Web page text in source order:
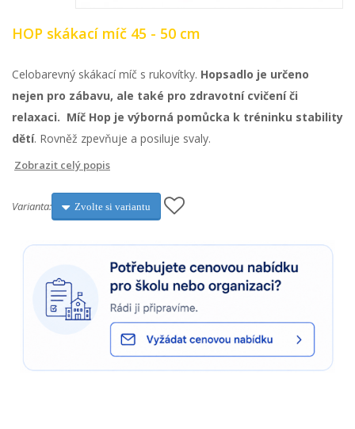
HOP skákací míč 45 - 50 cm
Celobarevný skákací míč s rukovítky. Hopsadlo je určeno
nejen pro zábavu, ale také pro zdravotní cvičení či
relaxaci. Míč Hop je výborná pomůcka k tréninku stability
dětí. Rovněž zpevňuje a posiluje svaly.
Zobrazit celý popis
Varianta: Zvolte si variantu